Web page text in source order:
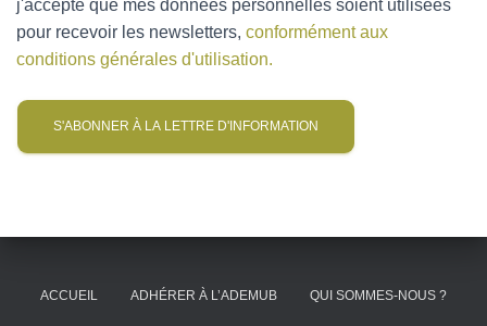
j'accepte que mes données personnelles soient utilisées
pour recevoir les newsletters, conformément aux
conditions générales d'utilisation.
ACCUEIL ADHÉRER À L’ADEMUB QUI SOMMES-NOUS ?